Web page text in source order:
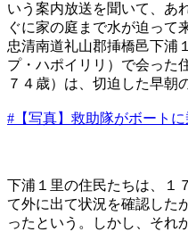
いう案内放送を聞いて、あ
ぐに家の庭まで水が迫って
忠清南道礼山郡挿橋邑下浦
プ・ハポイリリ）で会った
７４歳）は、切迫した早朝
#【写真】救助隊がボート
下浦１里の住民たちは、１
て外に出て状況を確認した
ったという。しかし、それ